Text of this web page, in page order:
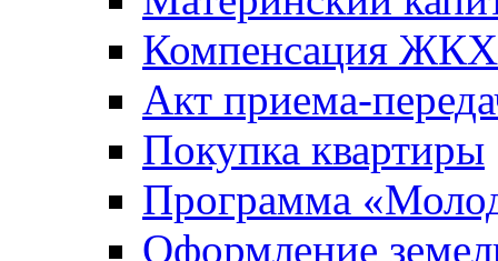
Компенсация ЖКХ
Акт приема-
Покупка квартиры
Программа
Оформление